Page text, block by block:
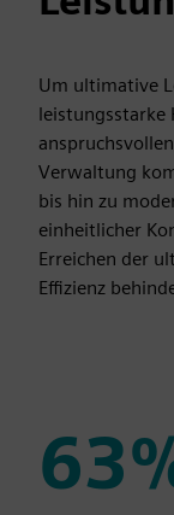
Um ultimative
leistungsstarke
Verwaltung
bis hin zu
einheitlicher
Erreichen der
Effizienz